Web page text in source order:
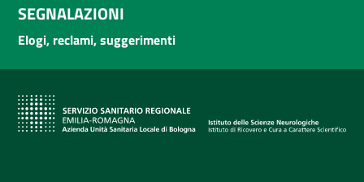
SEGNALAZIONI
Elogi, reclami, suggerimenti